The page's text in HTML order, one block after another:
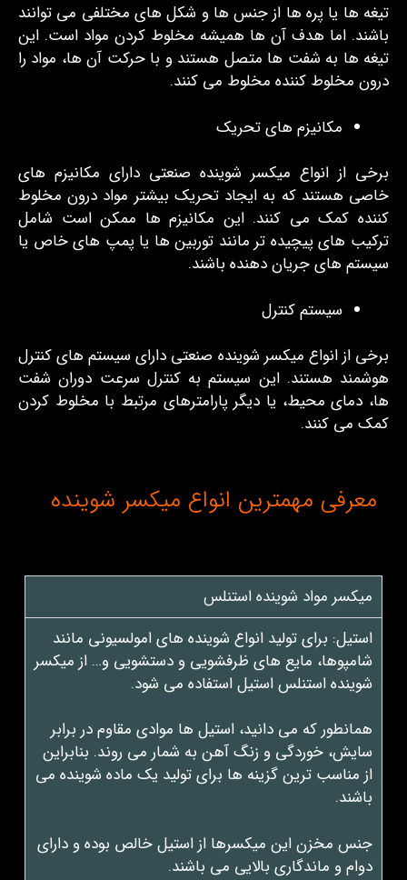
تیغه‌ ها یا پره‌ ها از جنس‌ ها و شکل‌ های مختلفی می ‌توانند
باشند. اما هدف آن‌ ها همیشه مخلوط کردن مواد است. این
تیغه‌ ها به شفت ‌ها متصل هستند و با حرکت آن‌ ها، مواد را
درون مخلوط کننده مخلوط می ‌کنند.
مکانیزم‌ های تحریک
برخی از انواع میکسر شوینده صنعتی دارای مکانیزم‌ های
خاصی هستند که به ایجاد تحریک بیشتر مواد درون مخلوط
کننده کمک می ‌کنند. این مکانیزم ‌ها ممکن است شامل
ترکیب‌ های پیچیده ‌تر مانند توربین‌ ها یا پمپ‌ های خاص یا
سیستم‌ های جریان دهنده باشند.
سیستم کنترل
برخی از انواع میکسر شوینده صنعتی دارای سیستم‌ های کنترل
هوشمند هستند. این سیستم به کنترل سرعت دوران شفت‌
ها، دمای محیط، یا دیگر پارامترهای مرتبط با مخلوط کردن
کمک می‌ کنند.
معرفی مهمترین انواع میکسر شوینده
میکسر مواد شوینده استنلس
استیل: برای تولید انواع شوینده های امولسیونی مانند
شامپوها، مایع های ظرفشویی و دستشویی و… از میکسر
شوینده استنلس استیل استفاده می شود.
همانطور که می دانید، استیل ها موادی مقاوم در برابر
سایش، خوردگی و زنگ آهن به شمار می روند. بنابراین
از مناسب ترین گزینه ها برای تولید یک ماده شوینده می
باشند.
جنس مخزن این میکسرها از استیل خالص بوده و دارای
دوام و ماندگاری بالایی می باشند.